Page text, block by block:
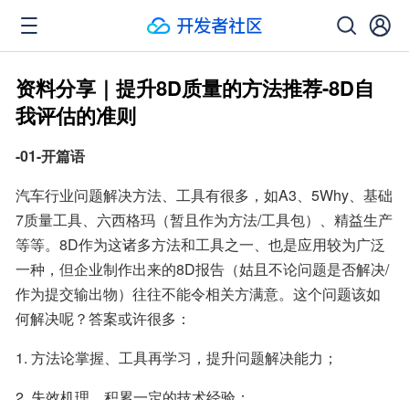
资料分享｜提升8D质量的方法推荐-8D自
我评估的准则
-01-开篇语
汽车行业问题解决方法、工具有很多，如A3、5Why、基础
7质量工具、六西格玛（暂且作为方法/工具包）、精益生产
等等。8D作为这诸多方法和工具之一、也是应用较为广泛
一种，但企业制作出来的8D报告（姑且不论问题是否解决/
作为提交输出物）往往不能令相关方满意。这个问题该如
何解决呢？答案或许很多：
1. 方法论掌握、工具再学习，提升问题解决能力；